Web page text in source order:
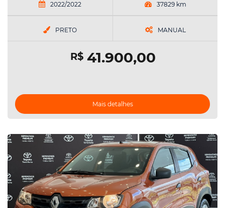
2022/2022 37829 km
PRETO MANUAL
R$41.900,00
Mais detalhes